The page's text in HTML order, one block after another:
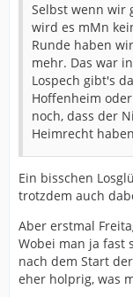
Selbst wenn wir
wird es mMn
Runde haben
mehr. Das war
Lospech gibt's
Hoffenheim
noch, dass der
Heimrecht
Ein bisschen
trotzdem auch
Aber erstmal
Wobei man ja fast
nach dem Start
eher holprig, was